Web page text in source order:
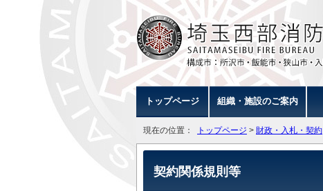
トップページ 組織・施設のご案内
現在の位置： トップページ > 財政・入札・契約
契約関係規則等